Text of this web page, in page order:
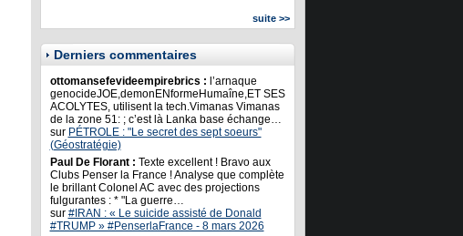
suite >>
Derniers commentaires
ottomansefevideempirebrics : l’arnaque
genocideJOE,demonENformeHumaîne,ET SES
ACOLYTES, utilisent la tech.Vimanas Vimanas
de la zone 51: ; c’est là Lanka base échange…
sur PÉTROLE : "Le secret des sept soeurs"
(Géostratégie)
Paul De Florant : Texte excellent ! Bravo aux
Clubs Penser la France ! Analyse que complète
le brillant Colonel AC avec des projections
fulgurantes : * "La guerre…
sur #IRAN : « Le suicide assisté de Donald
#TRUMP » #PenserlaFrance - 8 mars 2026